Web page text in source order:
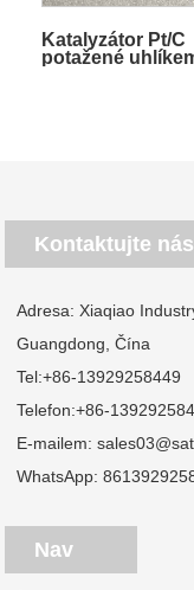
Katalyzátor Pt/C
potažené
Kontaktujte nás
Adresa: Xiaqiao
Guangdong, Čína
Tel:+86-13929258449
Telefon:+86-
E-mailem:
WhatsApp:
Nav